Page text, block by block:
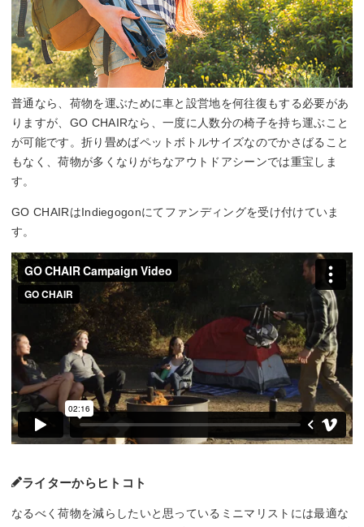
普通なら、荷物を運ぶために車と設営地を何往復もする必要があ
りますが、GO CHAIRなら、一度に人数分の椅子を持ち運ぶこと
が可能です。折り畳めばペットボトルサイズなのでかさばること
もなく、荷物が多くなりがちなアウトドアシーンでは重宝しま
す。
GO CHAIRはIndiegogonにてファンディングを受け付けていま
す。
ライターからヒトコト
なるべく荷物を減らしたいと思っているミニマリストには最適な